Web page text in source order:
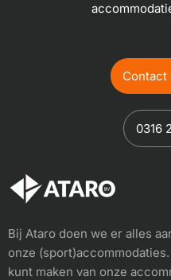
Contact
0316
Bij Ataro doen we er alles
onze
kunt maken van onze